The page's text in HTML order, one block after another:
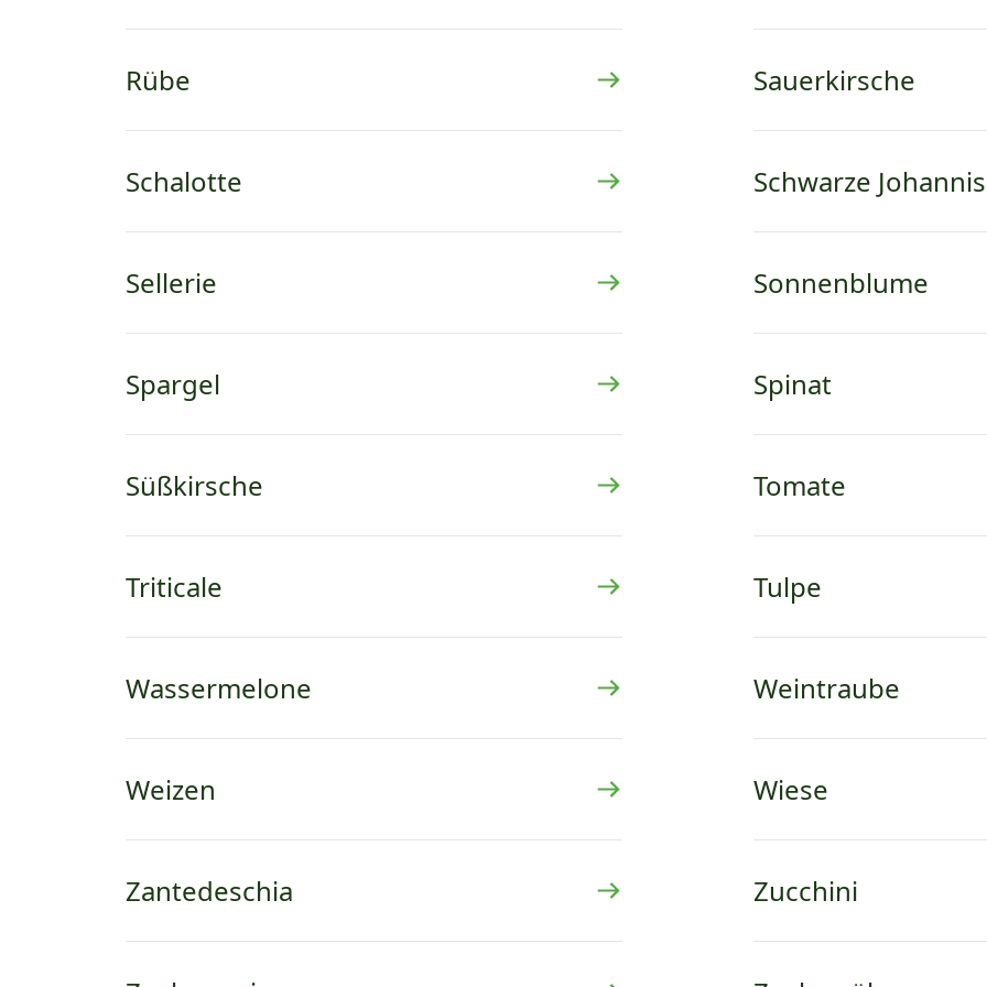
Rübe Sauerkirsche
Schalotte Schwarze
Sellerie Sonnenblume
Spargel Spinat
Süßkirsche Tomate
Triticale Tulpe
Wassermelone Weintraube
Weizen Wiese
Zantedeschia Zucchini